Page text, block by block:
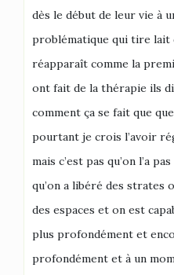
dès le début de leur vie à
problématique qui tire lait
réapparaît comme la
ont fait de la thérapie ils
comment ça se fait que
pourtant je crois l’avoir
mais c’est pas qu’on l’a
qu’on a libéré des strates
des espaces et on est
plus profondément et
profondément et à un